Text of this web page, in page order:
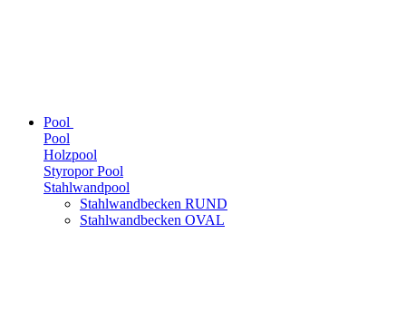
Pool
Pool
Holzpool
Styropor Pool
Stahlwandpool
Stahlwandbecken RUND
Stahlwandbecken OVAL